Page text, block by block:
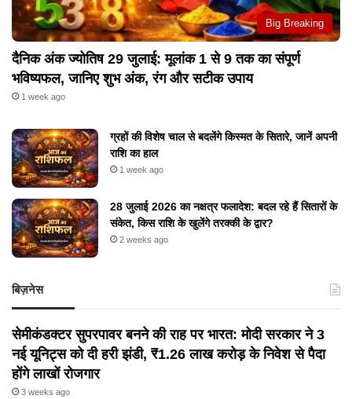
Big Breaking
दैनिक अंक ज्योतिष 29 जुलाई: मूलांक 1 से 9 तक का संपूर्ण
भविष्यफल, जानिए शुभ अंक, रंग और सटीक उपाय
1 week ago
ग्रहों की विशेष चाल से बदलेंगे किस्मत के सितारे, जानें अपनी
राशि का हाल
1 week ago
28 जुलाई 2026 का नक्षत्र फलादेश: बदल रहे हैं सितारों के
संकेत, किस राशि के खुलेंगे तरक्की के द्वार?
2 weeks ago
बिज़नेस
सेमीकंडक्टर सुपरपावर बनने की राह पर भारत: मोदी सरकार ने 3
नई यूनिट्स को दी हरी झंडी, ₹1.26 लाख करोड़ के निवेश से पैदा
होंगे लाखों रोजगार
3 weeks ago